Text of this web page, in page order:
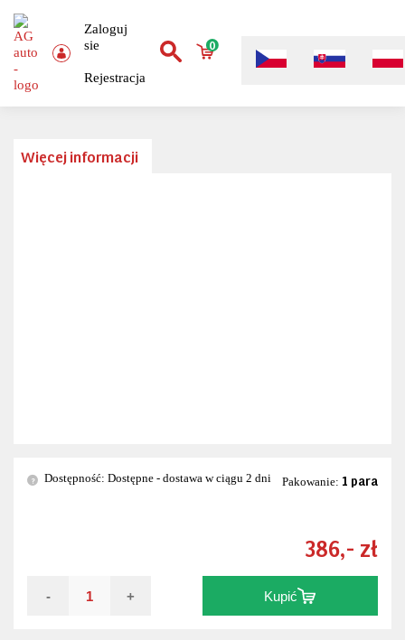
Zaloguj
sie
Rejestracja
0
Więcej informacji
? Dostępność: Dostępne - dostawa w ciągu 2 dni Pakowanie: 1 para
386,- zł
- + Kupić